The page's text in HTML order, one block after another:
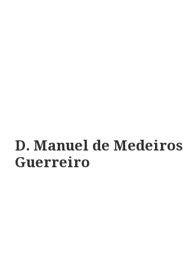
D. Manuel de Medeiros
Guerreiro